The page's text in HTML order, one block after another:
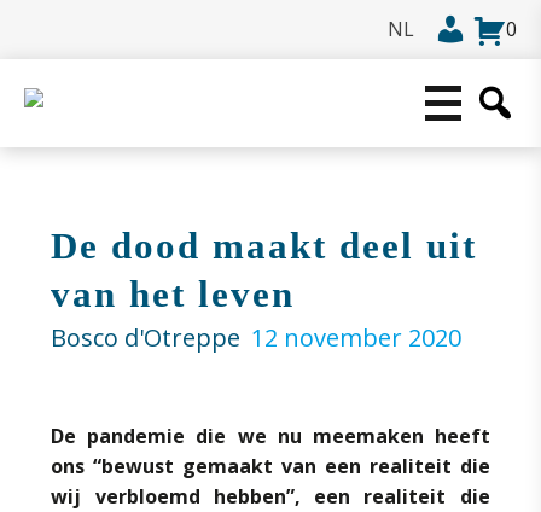
0
De dood maakt deel uit
van het leven
Bosco d'Otreppe 12 november 2020
De pandemie die we nu meemaken heeft
ons “bewust gemaakt van een realiteit die
wij verbloemd hebben”, een realiteit die